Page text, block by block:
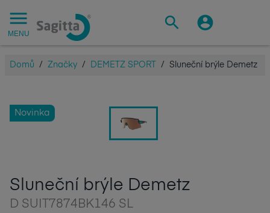
MENU
Domů / Značky / DEMETZ SPORT / Sluneční brýle Demetz
Novinka
Sluneční brýle Demetz
D SUIT7874BK146 SL